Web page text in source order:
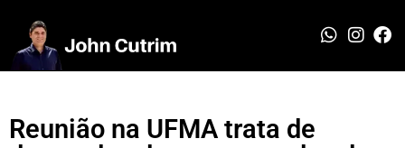
Reunião na UFMA trata de